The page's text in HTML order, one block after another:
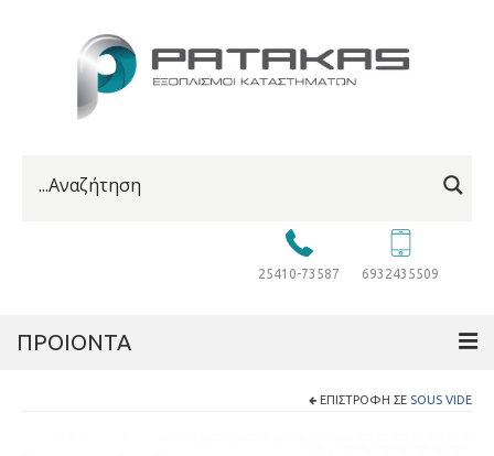
25410-73587 6932435509
ΠΡΟΙΟΝΤΑ
ΕΠΙΣΤΡΟΦΉ ΣΕ SOUS VIDE